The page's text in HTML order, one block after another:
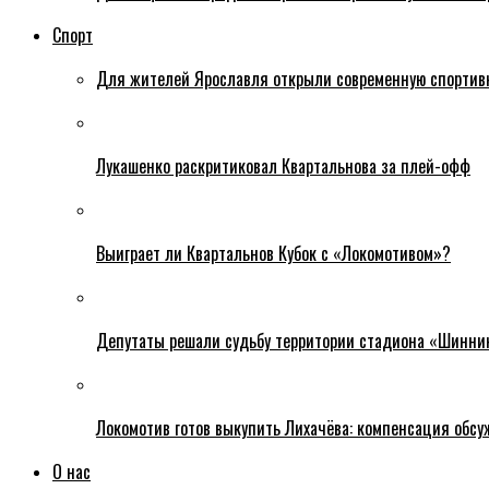
Спорт
Для жителей Ярославля открыли современную
Лукашенко раскритиковал Квартальнова за плей-офф
Выиграет ли Квартальнов Кубок с «Локомотивом»?
Депутаты решали судьбу территории стадиона
Локомотив готов выкупить Лихачёва: компенсация
О нас